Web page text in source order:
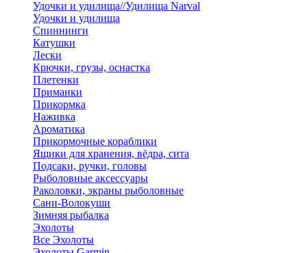
Удочки и удилища//Удилища Narval
Удочки и удилища
Спиннинги
Катушки
Лески
Крючки, грузы, оснастка
Плетенки
Приманки
Прикормка
Наживка
Ароматика
Прикормочные кораблики
Ящики для хранения, вёдра, сита
Подсаки, ручки, головы
Рыболовные аксессуары
Раколовки, экраны рыболовные
Сани-Волокуши
Зимняя рыбалка
Эхолоты
Все Эхолоты